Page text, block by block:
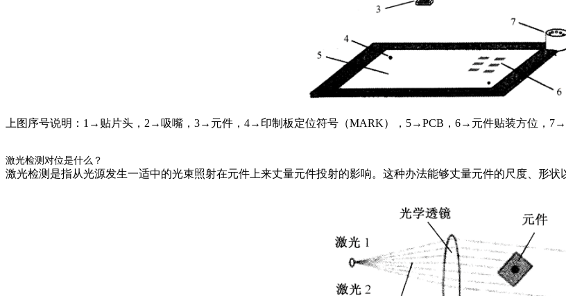
上图序号说明：1→贴片头，2→吸嘴，3→元件，4→印制板定位符号（MARK），5→PCB，6→元件贴装方位，
激光检测对位是什么？
激光检测是指从光源发生一适中的光束照射在元件上来丈量元件投射的影响。这种办法能够丈量元件的尺度、形状